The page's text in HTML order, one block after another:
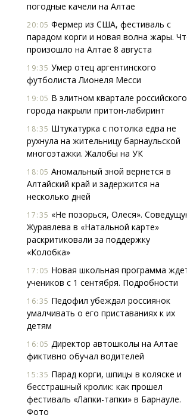
погодные качели на Алтае
20:05 Фермер из США, фестиваль с
парадом корги и новая волна жары.
произошло на Алтае 8 августа
19:35 Умер отец аргентинского
футболиста Лионеля Месси
19:05 В элитном квартале российского
города накрыли притон-лабиринт
18:35 Штукатурка с потолка едва не
рухнула на жительницу барнаульской
многоэтажки. Жалобы на УК
18:05 Аномальный зной вернется в
Алтайский край и задержится на
несколько дней
17:35 «Не позорься, Олеся».
Журавлева в «Натальной карте»
раскритиковали за поддержку
«Колобка»
17:05 Новая школьная программа
учеников с 1 сентября. Подробности
16:35 Педофил убеждал россиянок
умалчивать о его приставаниях к их
детям
16:05 Директор автошколы на Алтае
фиктивно обучал водителей
15:35 Парад корги, шпицы в коляске и
бесстрашный кролик: как прошел
фестиваль «Лапки-тапки» в Барнауле.
Фото